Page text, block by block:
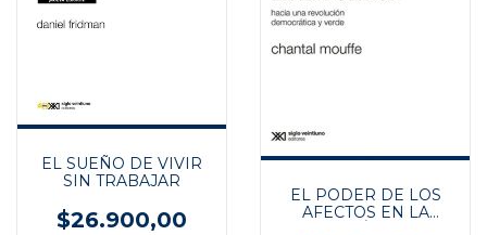
EL SUEÑO DE VIVIR
SIN TRABAJAR
$26.900,00
EL PODER DE LOS
AFECTOS EN LA